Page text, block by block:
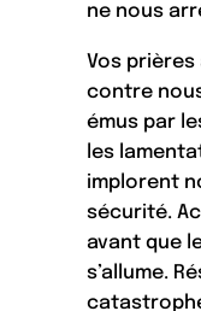
ne nous
Vos prières
contre
émus par
les
implorent
sécurité.
avant que
s’allume.